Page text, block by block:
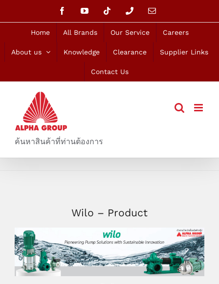
FacebookYouTube Tiktok PhoneEmail
Home All Brands Our Service Careers
About us Knowledge Clearance Supplier Links
Contact Us
ค้นหาสินค้าที่ท่านต้องการ
Wilo – Product